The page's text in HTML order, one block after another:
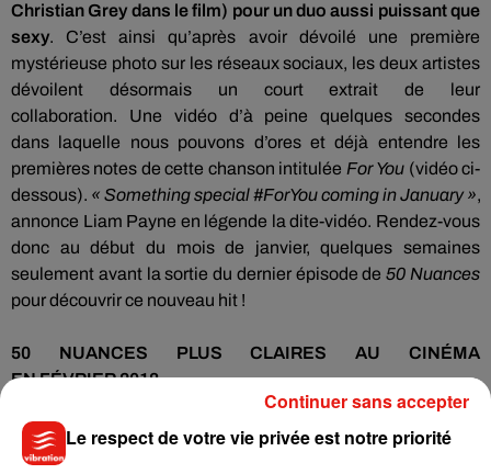
Christian Grey dans le film) pour un duo aussi puissant que
sexy.
C’est ainsi qu’après avoir dévoilé une première
mystérieuse photo sur les réseaux sociaux, les deux artistes
dévoilent désormais un court extrait de leur
collaboration.
Une vidéo d’à peine quelques secondes
dans laquelle
nous pouvons d’ores et déjà entendre les
premières notes de cette chanson intitulée ForYou (vidéo ci-
dessous). « Somethingspecial#ForYoucominginJanuary»,
annonce Liam Payne en légende la dite-vidéo. Rendez-vous
donc au début du mois de janvier, quelques semaines
seulement avant la sortie du dernier épisode de50 Nuances
pour découvrir ce nouveau hit !
50 NUANCES PLUS CLAIRES AU CINÉMA
ENFÉVRIER2018
D’ici là, pour patienter avant la présentation de la chanson
officielle du film
Le respect de votre vie privée est notre priorité
Continuer sans accepter